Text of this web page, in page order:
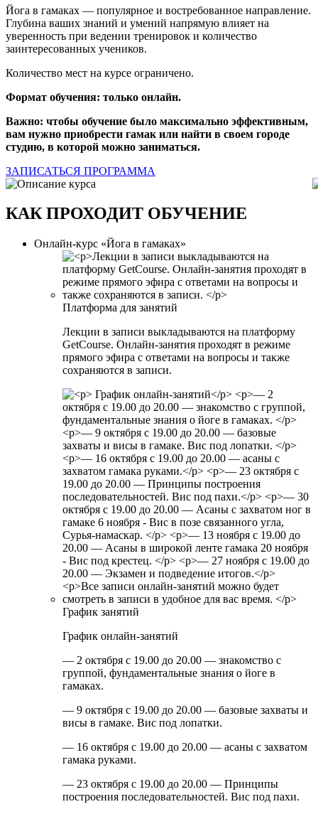
Йога в гамаках — популярное и востребованное направление.
Глубина ваших знаний и умений напрямую влияет на
уверенность при ведении тренировок и количество
заинтересованных учеников.
Количество мест на курсе ограничено.
Формат обучения: только онлайн.
Важно: чтобы обучение было максимально эффективным,
вам нужно приобрести гамак или найти в своем городе
студию, в которой можно заниматься.
ЗАПИСАТЬСЯ ПРОГРАММА
КАК ПРОХОДИТ ОБУЧЕНИЕ
Онлайн-курс «Йога в гамаках»
Платформа для занятий
Лекции в записи выкладываются на платформу
GetCourse. Онлайн-занятия проходят в режиме
прямого эфира с ответами на вопросы и также
сохраняются в записи.
График занятий
График онлайн-занятий
— 2 октября с 19.00 до 20.00 — знакомство с
группой, фундаментальные знания о йоге в
гамаках.
— 9 октября с 19.00 до 20.00 — базовые захваты и
висы в гамаке. Вис под лопатки.
— 16 октября с 19.00 до 20.00 — асаны с захватом
гамака руками.
— 23 октября с 19.00 до 20.00 — Принципы
построения последовательностей. Вис под пахи.